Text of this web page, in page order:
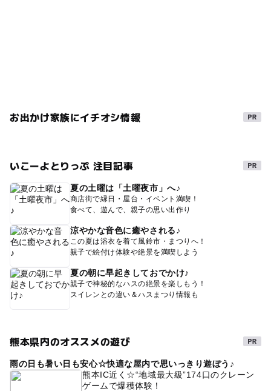
お出かけ家族にイチオシ情報
いこーよとりっぷ 注目記事
夏の土曜は「土曜夜市」へ♪
商店街で縁日・屋台・イベント満喫！
食べて、遊んで、親子の思い出作り
涼やかな音色に癒やされる♪
この夏は浴衣を着て風鈴市・まつりへ！
親子で絵付け体験や絶景を満喫しよう
夏の朝に早起きしておでかけ♪
親子で神秘的なハスの絶景を楽しもう！
スイレンとの違い＆ハスまつり情報も
熊本県内のオススメの遊び
雨の日も暑い日も安心☆快適な屋内で思いっきり遊ぼう♪
熊本IC近く☆“地域最大級”174口のクレーン
ゲームで爆穫体験！